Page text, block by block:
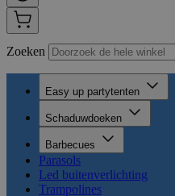
Zoeken
Easy up partytenten
Schaduwdoeken
Barbecues
Parasols
Led buitenverlichting
Trampolines